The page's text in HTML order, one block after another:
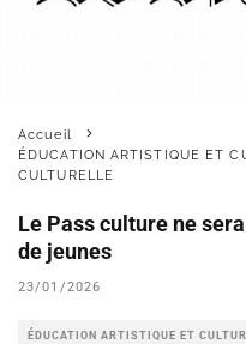
Accueil
ÉDUCATION ARTISTIQUE ET
CULTURELLE
Le Pass culture ne
de jeunes
23/01/2026
ÉDUCATION ARTISTIQUE ET